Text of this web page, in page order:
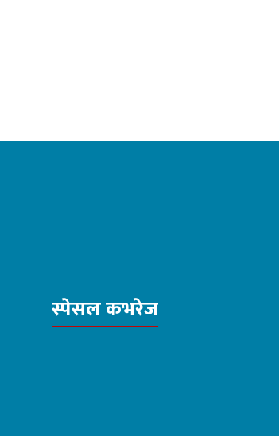
स्पेसल कभरेज